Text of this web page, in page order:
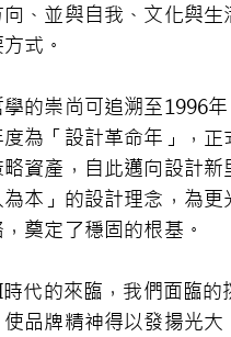
、並與自我、文化與生
式。
的崇尚可追溯至1996
為「設計革命年」，正
資產，自此邁向設計新
本」的設計理念，為更
奠定了穩固的根基。
代的來臨，我們面臨的
品牌精神得以發揚光大